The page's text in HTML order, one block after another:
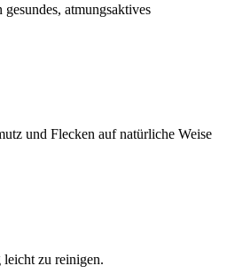
atmungsaktives
und Flecken auf natürliche Weise
zu reinigen.